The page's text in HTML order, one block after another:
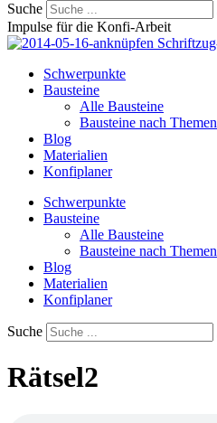
Suche
Impulse für die Konfi-Arbeit
Schwerpunkte
Bausteine
Alle Bausteine
Bausteine nach Themen
Blog
Materialien
Konfiplaner
Schwerpunkte
Bausteine
Alle Bausteine
Bausteine nach Themen
Blog
Materialien
Konfiplaner
Suche
Rätsel2